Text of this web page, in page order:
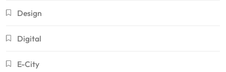
Design
Digital
E-City